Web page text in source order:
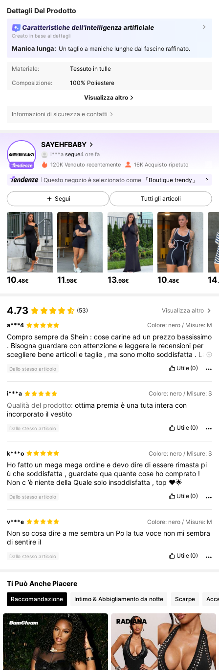
Dettagli Del Prodotto
Caratteristiche dell'intelligenza artificiale
Creato in base ai dettagli
Manica lunga: Un taglio a maniche lunghe dal fascino raffinato.
Materiale:
Tessuto in tulle
Composizione:
100% Poliestere
Visualizza altro
Informazioni di sicurezza e contatti
SAYEHFBABY
l***asegue4 ore fa
d***4sta navigando
4.81
54K Follower
4.81 54K Follower
4.81 54K Follower
4.81 54K Follower
4.81
4.81 54K Follower
4.81
4.81
120K Venduto recentemente 16K Acquisto ripetuto
Questo negozio è selezionato come 「Boutique trendy」
Segui Tutti gli articoli
10.48€ 11.98€ 13.98€ 10.48€ 14
4.73 (53) Visualizza altro
a***4 Colore: nero / Misure: M
Comprosempreda Shein :cosecarinead un prezzo bassissimo
. Bisognaguardareconattenzionee leggere le recensioni per
scegliere benearticolietaglie , masono moltosoddisfatta . La
Dallo stesso articolo Utile (0)
i***a Colore: nero / Misure: S
Qualità del prodotto:ottima premiaè unatuta interacon
incorporato ilvestito
Dallo stesso articolo Utile (0)
k***o Colore: nero / Misure: S
Hofatto un mega megaordineedevodirediessere rimasta pi
ùchesoddisfatta ,guardatequaquantecose hocomprato !
Nonc’è nientedellaQualesolo insoddisfatta ,top ❤️🌟
Dallo stesso articolo Utile (0)
v***e Colore: nero / Misure: M
Nonsocosadirea mesembra un Po latuavoce non misembra
disentire il
Dallo stesso articolo Utile (0)
Ti Può Anche Piacere
Raccomandazione Intimo & Abbigliamento da notte Scarpe